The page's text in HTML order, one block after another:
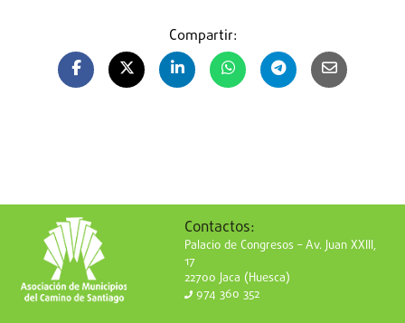
Compartir:
Contactos:
Palacio de Congresos – Av. Juan XXIII,
17
22700 Jaca (Huesca)
974 360 352